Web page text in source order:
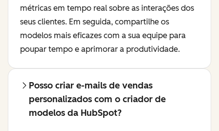
métricas em tempo real sobre as interações dos
seus clientes. Em seguida, compartilhe os
modelos mais eficazes com a sua equipe para
poupar tempo e aprimorar a produtividade.
Posso criar e-mails de vendas
personalizados com o criador de
modelos da HubSpot?